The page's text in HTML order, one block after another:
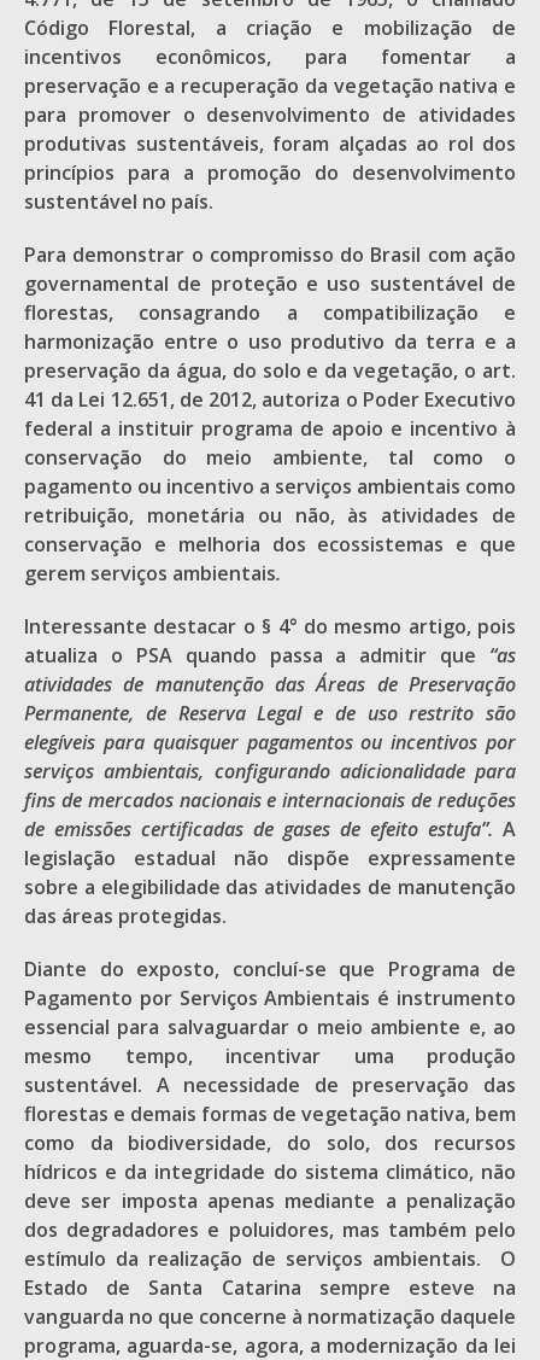
Código Florestal, a criação e mobilização de
incentivos econômicos, para fomentar a
preservação e a recuperação da vegetação nativa e
para promover o desenvolvimento de atividades
produtivas sustentáveis, foram alçadas ao rol dos
princípios para a promoção do desenvolvimento
sustentável no país.
Para demonstrar o compromisso do Brasil com ação
governamental de proteção e uso sustentável de
florestas, consagrando a compatibilização e
harmonização entre o uso produtivo da terra e a
preservação da água, do solo e da vegetação, o art.
41 da Lei 12.651, de 2012, autoriza o Poder Executivo
federal a instituir programa de apoio e incentivo à
conservação do meio ambiente, tal como o
pagamento ou incentivo a serviços ambientais como
retribuição, monetária ou não, às atividades de
conservação e melhoria dos ecossistemas e que
gerem serviços ambientais.
Interessante destacar o § 4° do mesmo artigo, pois
atualiza o PSA quando passa a admitir que “as
atividades de manutenção das Áreas de Preservação
Permanente, de Reserva Legal e de uso restrito são
elegíveis para quaisquer pagamentos ou incentivos por
serviços ambientais, configurando adicionalidade para
fins de mercados nacionais e internacionais de reduções
de emissões certificadas de gases de efeito estufa”. A
legislação estadual não dispõe expressamente
sobre a elegibilidade das atividades de manutenção
das áreas protegidas.
Diante do exposto, concluí-se que Programa de
Pagamento por Serviços Ambientais é instrumento
essencial para salvaguardar o meio ambiente e, ao
mesmo tempo, incentivar uma produção
sustentável. A necessidade de preservação das
florestas e demais formas de vegetação nativa, bem
como da biodiversidade, do solo, dos recursos
hídricos e da integridade do sistema climático, não
deve ser imposta apenas mediante a penalização
dos degradadores e poluidores, mas também pelo
estímulo da realização de serviços ambientais. O
Estado de Santa Catarina sempre esteve na
vanguarda no que concerne à normatização daquele
programa, aguarda-se, agora, a modernização da lei